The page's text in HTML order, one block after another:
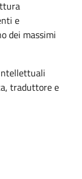
e
dei massimi
traduttore e